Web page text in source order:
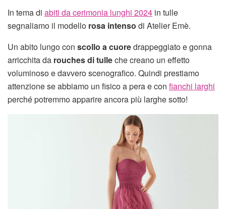
In tema di abiti da cerimonia lunghi 2024 in tulle
segnaliamo il modello rosa intenso di Atelier Emè.
Un abito lungo con scollo a cuoredrappeggiato e gonna
arricchita da rouches di tulleche creano un effetto
voluminoso e davvero scenografico. Quindi prestiamo
attenzione se abbiamo un fisico a pera e con fianchi larghi
perché potremmo apparire ancora più larghe sotto!